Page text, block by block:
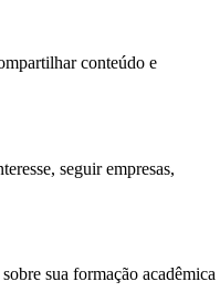
conteúdo e
seguir empresas,
sua formação acadêmica